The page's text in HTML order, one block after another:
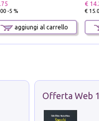
-5 %
aggiungi al carrello
€
€
Offerta Web 1